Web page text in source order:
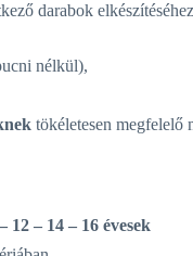
darabok
nélkül),
tökéletesen megfelelő
12 – 14 – 16 évesek